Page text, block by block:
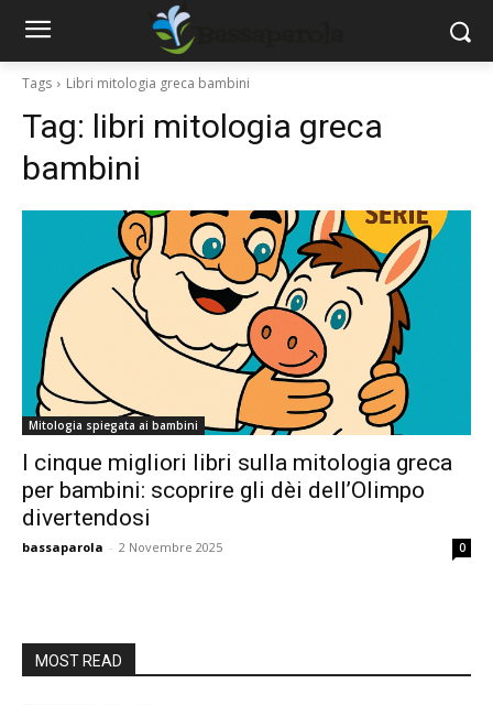
Tags Libri mitologia greca bambini
Tag: libri mitologia greca
bambini
Mitologia spiegata ai bambini
I cinque migliori libri sulla mitologia greca
per bambini: scoprire gli dèi dell’Olimpo
divertendosi
bassaparola - 2 Novembre 2025 0
MOST READ